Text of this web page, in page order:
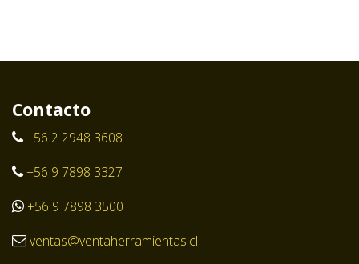
Contacto
+56 2 2948 3608
+56 9 7898 3327
+56 9 7898 3500
ventas@ventaherramientas.cl